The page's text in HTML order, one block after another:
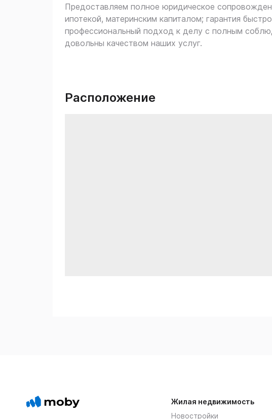
Предоставляем полное юридическое
ипотекой, материнским капиталом; гарантия
профессиональный подход к делу с полным
довольны качеством наших услуг.
Расположение
Жилая недвижимость
Новостройки